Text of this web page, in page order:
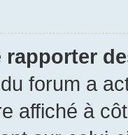
forum a
affiché à